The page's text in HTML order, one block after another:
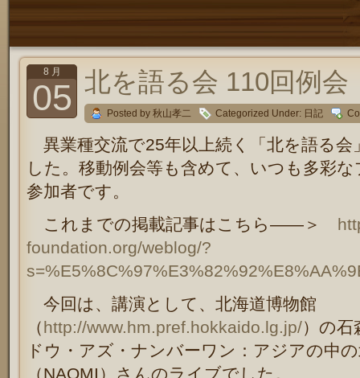
8 月
05 北を語る会 110回例会
Posted by 秋山孝二 Categorized Under: 日記
異業種交流で25年以上続く「北を語る会
した。移動例会等も含めて、いつも多彩
参加者です。
これまでの掲載記事はこちら――＞
foundation.org/weblog/?
今回は、講演として、北海道博物館
（http://www.hm.pref.hokkaido.lg.jp/）の
ドウ・アズ・ナンバーワン：アジアの中
（NAOMI）さんのライブでした。